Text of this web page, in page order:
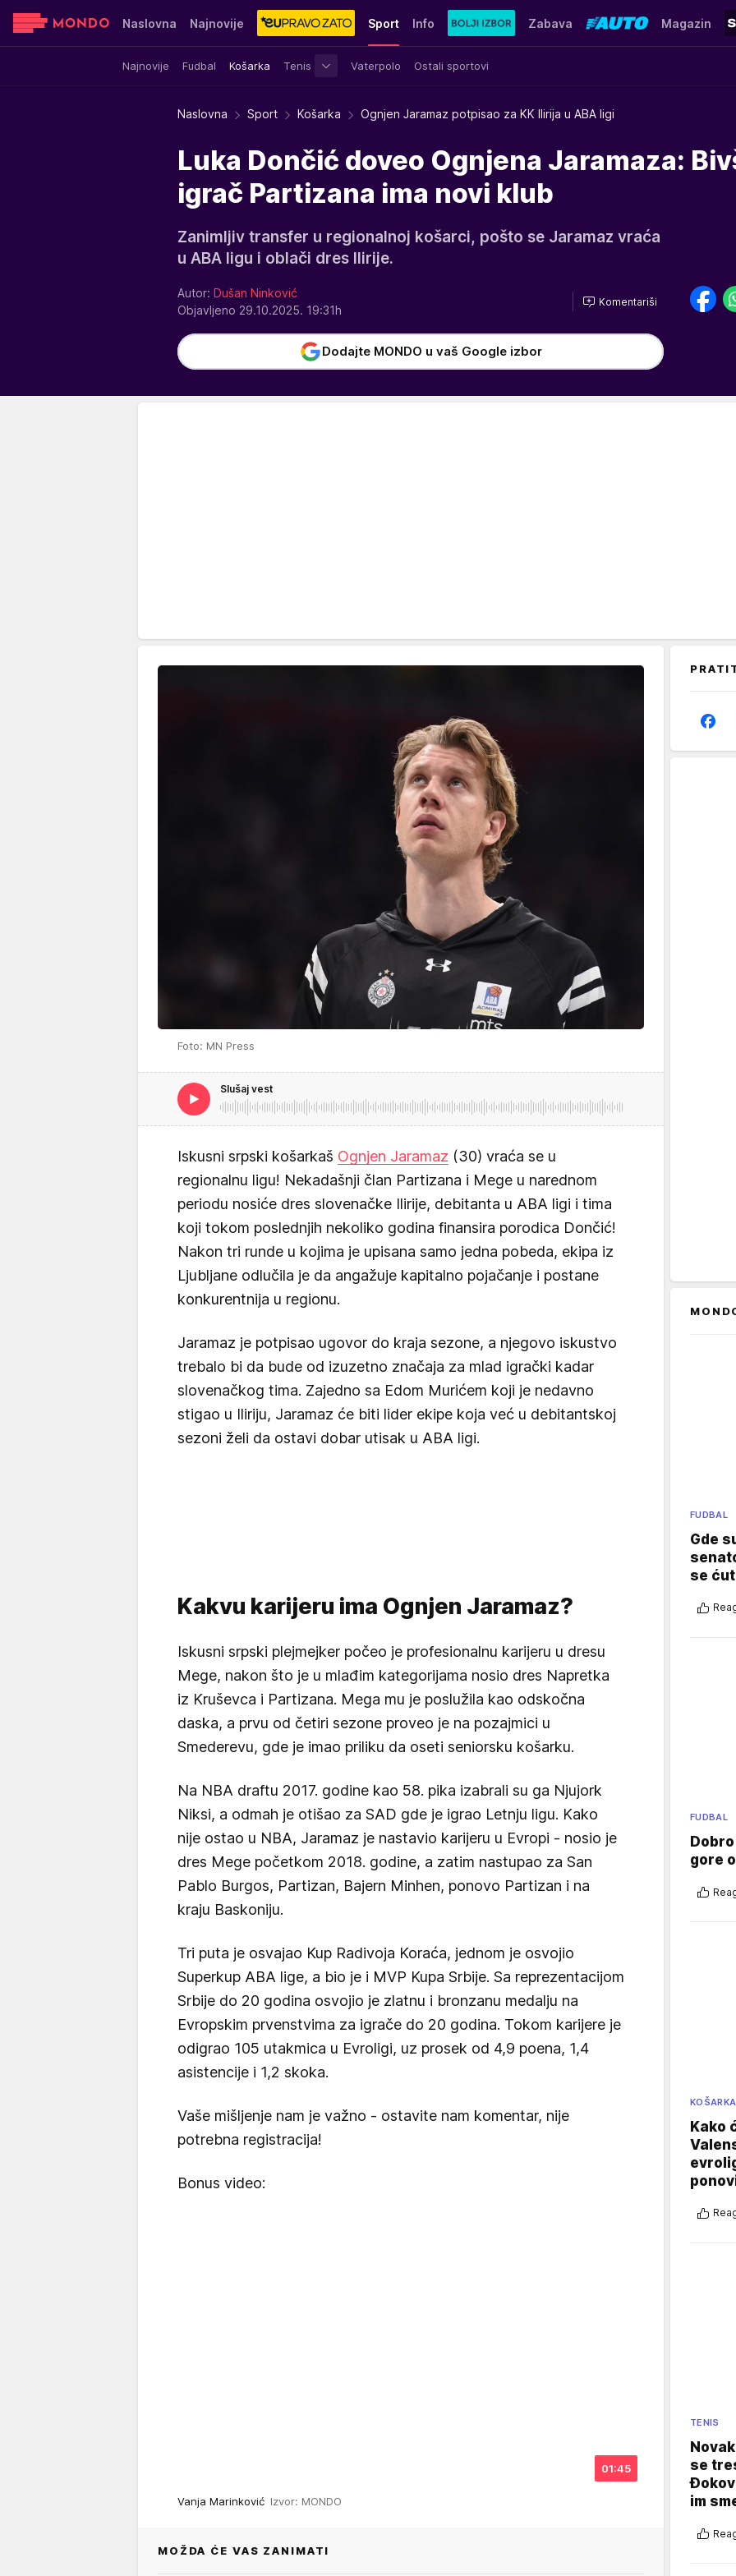
Naslovna Najnovije Sport
Najnovije Fudbal Košarka Tenis Vaterpolo Ostali sportovi
Info Zabava Magazin
Sensa Stvar ukusa Yumama
Naslovna Sport Košarka Ognjen Jaramaz potpisao za KK Ilirija u ABA ligi
Luka Dončić doveo Ognjena Jaramaza:
igrač Partizana ima novi klub
Zanimljiv transfer u regionalnoj košarci, pošto se Jaramaz vraća
u ABA ligu i oblači dres Ilirije.
Autor: Dušan Ninković
Objavljeno 29.10.2025. 19:31h
Komentariši
Dodajte MONDO u vaš Google izbor
Foto: MN Press
Slušaj vest
Iskusni srpski košarkaš Ognjen Jaramaz (30) vraća se u
regionalnu ligu! Nekadašnji član Partizana i Mege u narednom
periodu nosiće dres slovenačke Ilirije, debitanta u ABA ligi i tima
koji tokom poslednjih nekoliko godina finansira porodica Dončić!
Nakon tri runde u kojima je upisana samo jedna pobeda, ekipa iz
Ljubljane odlučila je da angažuje kapitalno pojačanje i postane
konkurentnija u regionu.
Jaramaz je potpisao ugovor do kraja sezone, a njegovo iskustvo
trebalo bi da bude od izuzetno značaja za mlad igrački kadar
slovenačkog tima. Zajedno sa Edom Murićem koji je nedavno
stigao u Iliriju, Jaramaz će biti lider ekipe koja već u debitantskoj
sezoni želi da ostavi dobar utisak u ABA ligi.
Kakvu karijeru ima Ognjen Jaramaz?
Iskusni srpski plejmejker počeo je profesionalnu karijeru u dresu
Mege, nakon što je u mlađim kategorijama nosio dres Napretka
iz Kruševca i Partizana. Mega mu je poslužila kao odskočna
daska, a prvu od četiri sezone proveo je na pozajmici u
Smederevu, gde je imao priliku da oseti seniorsku košarku.
Na NBA draftu 2017. godine kao 58. pika izabrali su ga Njujork
Niksi, a odmah je otišao za SAD gde je igrao Letnju ligu. Kako
nije ostao u NBA, Jaramaz je nastavio karijeru u Evropi - nosio je
dres Mege početkom 2018. godine, a zatim nastupao za San
Pablo Burgos, Partizan, Bajern Minhen, ponovo Partizan i na
kraju Baskoniju.
Tri puta je osvajao Kup Radivoja Koraća, jednom je osvojio
Superkup ABA lige, a bio je i MVP Kupa Srbije. Sa reprezentacijom
Srbije do 20 godina osvojio je zlatnu i bronzanu medalju na
Evropskim prvenstvima za igrače do 20 godina. Tokom karijere je
odigrao 105 utakmica u Evroligi, uz prosek od 4,9 poena, 1,4
asistencije i 1,2 skoka.
Vaše mišljenje nam je važno - ostavite nam komentar, nije
potrebna registracija!
Bonus video:
01:45
Vanja Marinković Izvor: MONDO
MOŽDA ĆE VAS ZANIMATI
FUDBAL
Gde
se
FUDBAL
gore
KOŠARKA
Kako
TENIS
se
im